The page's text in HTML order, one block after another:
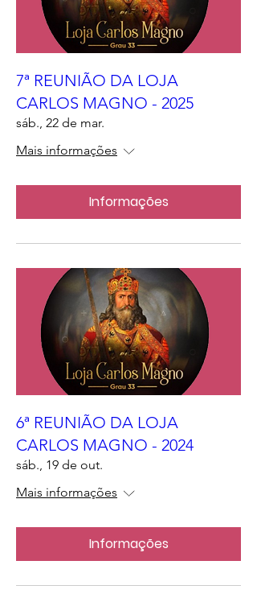
7ª REUNIÃO DA LOJA
CARLOS MAGNO - 2025
sáb., 22 de mar.
Mais informações
Informações
6ª REUNIÃO DA LOJA
CARLOS MAGNO - 2024
sáb., 19 de out.
Mais informações
Informações